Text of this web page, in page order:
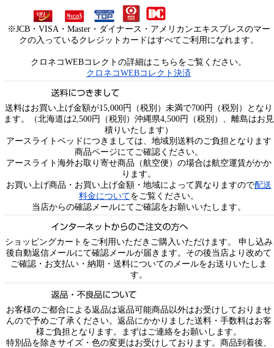
※JCB・VISA・Master・ダイナース・アメリカンエキスプレスのマー
クの入っているクレジットカードはすべてご利用になれます。
クロネコWEBコレクトの詳細はこちらをご覧ください。
クロネコWEBコレクト決済
送料はお買い上げ金額が15,000円（税別）未満で700円（税別）となり
ます。（北海道は2,500円（税別）沖縄県4,500円（税別）、離島はお見
積りいたします）
アースライトベッドにつきましては、地域別送料のご負担となります
商品ページにてご確認ください。
アースライト海外お取り寄せ商品（航空便）の場合は航空運賃がかか
ります。
お買い上げ商品・お買い上げ金額・地域によって異なりますので配送
料金についてをご覧ください。
当店からの確認メールにてご確認をお願いいたします。
ショッピングカートをご利用いただきご購入いただけます。 申し込み
後自動返信メールにて確認メールが届きます。その後当店より改めて
ご確認・お支払い・納期・送料についてのメールをお送りいたしま
す。
お客様のご都合による返品は返品可能商品以外はお受けしておりませ
んので予めご了承ください。返品にかかりました送料・手数料はお客
様ご負担となります。まずはご連絡をお願いします。
特別品を除きサイズ・色の変更はお受けしております。商品到着後、